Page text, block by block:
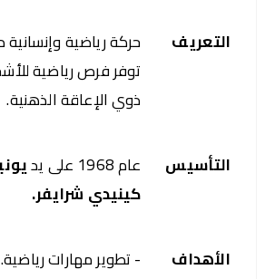
التعريف
ذوي الإعاقة الذهنية.
التأسيس عام 1968 على يد
كينيدي شرايفر.
الأهداف
- تطوير مهارات رياضية.